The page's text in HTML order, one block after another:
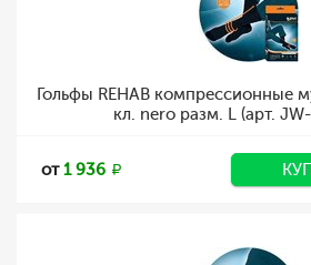
Гольфы REHAB компрессионные
кл. nero разм. L (арт.
от1 936